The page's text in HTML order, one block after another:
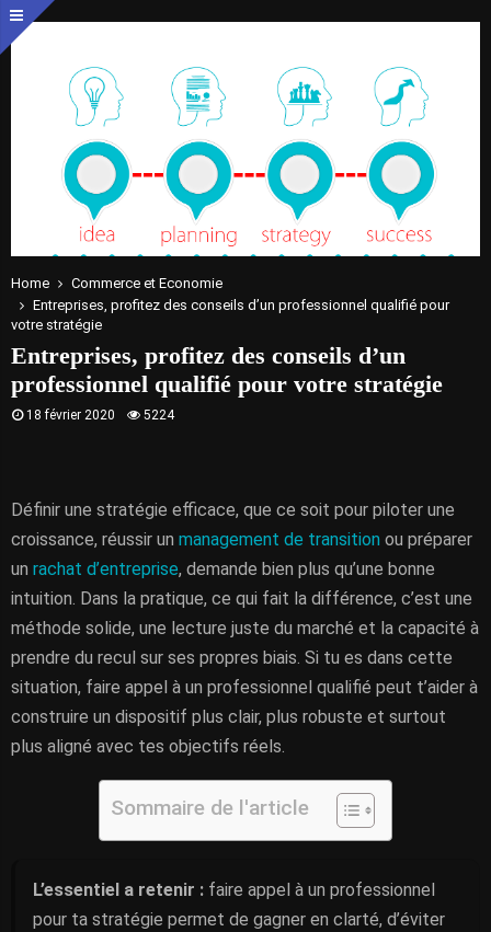
Home
Commerce et Economie
Entreprises, profitez des conseils d’un professionnel qualifié pour
votre stratégie
Entreprises, profitez des conseils d’un
professionnel qualifié pour votre stratégie
18 février 2020 5224
Définir une stratégie efficace, que ce soit pour piloter une
croissance, réussir un management de transition ou préparer
un rachat d’entreprise, demande bien plus qu’une bonne
intuition. Dans la pratique, ce qui fait la différence, c’est une
méthode solide, une lecture juste du marché et la capacité à
prendre du recul sur ses propres biais. Si tu es dans cette
situation, faire appel à un professionnel qualifié peut t’aider à
construire un dispositif plus clair, plus robuste et surtout
plus aligné avec tes objectifs réels.
Sommaire de l'article
L’essentiel a retenir : faire appel à un professionnel
pour ta stratégie permet de gagner en clarté, d’éviter